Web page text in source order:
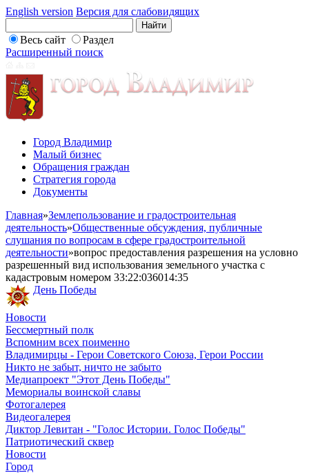
English version Версия для слабовидящих
Весь сайт
Раздел
Расширенный поиск
Город Владимир
Малый бизнес
Обращения граждан
Стратегия города
Документы
Главная»Землепользование и градостроительная
деятельность»Общественные обсуждения, публичные
слушания по вопросам в сфере градостроительной
деятельности»вопрос предоставления разрешения на условно
разрешенный вид использования земельного участка с
кадастровым номером 33:22:036014:35
День Победы
Новости
Бессмертный полк
Вспомним всех поименно
Владимирцы - Герои Советского Союза, Герои России
Никто не забыт, ничто не забыто
Медиапроект "Этот День Победы"
Мемориалы воинской славы
Фотогалерея
Видеогалерея
Диктор Левитан - "Голос Истории. Голос Победы"
Патриотический сквер
Новости
Город